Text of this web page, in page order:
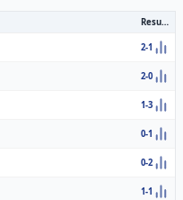
Resultat
2-1
2-0
1-3
0-1
0-2
1-1